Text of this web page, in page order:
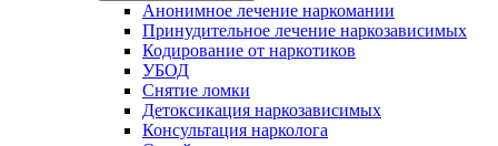
Анонимное лечение наркомании
Принудительное лечение наркозависимых
Кодирование от наркотиков
УБОД
Снятие ломки
Детоксикация наркозависимых
Консультация нарколога